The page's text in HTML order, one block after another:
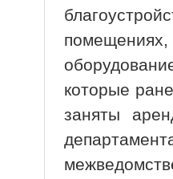
помещениях,
которые
заняты